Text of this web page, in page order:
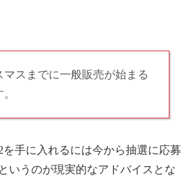
マスまでに一般販売が始まる
を手に入れるには今から抽選に応募
いうのが現実的なアドバイスとな